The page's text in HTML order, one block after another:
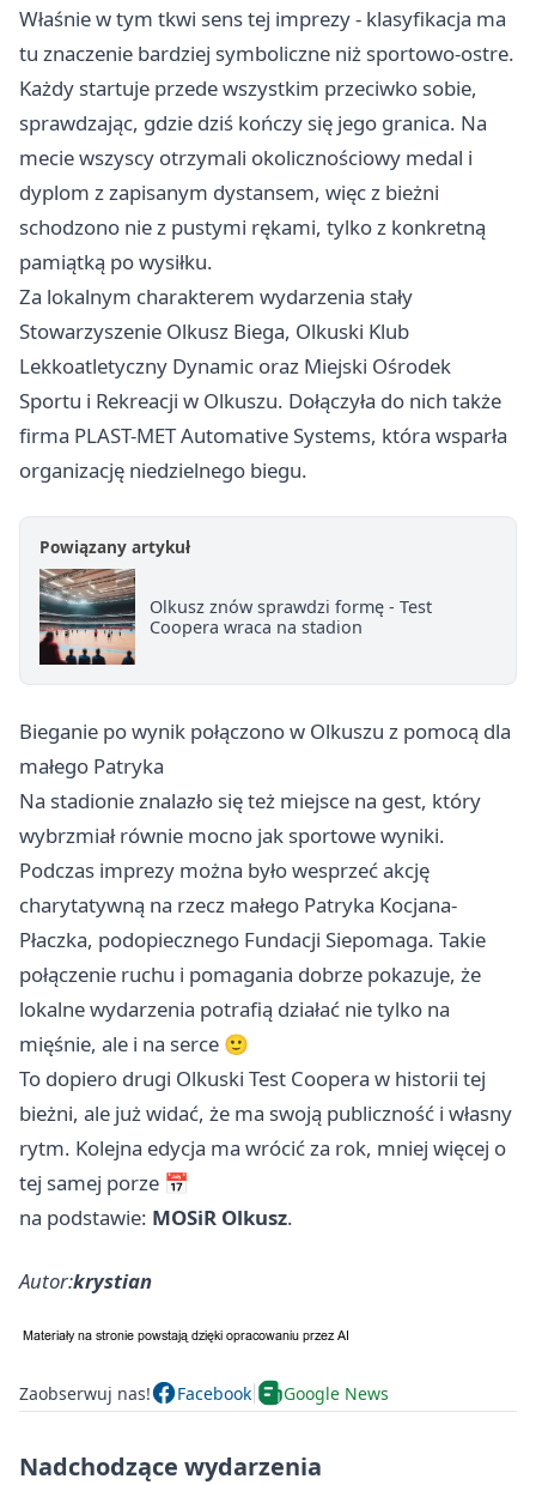
Właśnie w tym tkwi sens tej imprezy - klasyfikacja ma
tu znaczenie bardziej symboliczne niż sportowo-ostre.
Każdy startuje przede wszystkim przeciwko sobie,
sprawdzając, gdzie dziś kończy się jego granica. Na
mecie wszyscy otrzymali okolicznościowy medal i
dyplom z zapisanym dystansem, więc z bieżni
schodzono nie z pustymi rękami, tylko z konkretną
pamiątką po wysiłku.
Za lokalnym charakterem wydarzenia stały
Stowarzyszenie Olkusz Biega, Olkuski Klub
Lekkoatletyczny Dynamic oraz Miejski Ośrodek
Sportu i Rekreacji w Olkuszu. Dołączyła do nich także
firma PLAST-MET Automative Systems, która wsparła
organizację niedzielnego biegu.
Powiązany artykuł
Olkusz znów sprawdzi formę - Test
Coopera wraca na stadion
Bieganie po wynik połączono w Olkuszu z pomocą dla
małego Patryka
Na stadionie znalazło się też miejsce na gest, który
wybrzmiał równie mocno jak sportowe wyniki.
Podczas imprezy można było wesprzeć akcję
charytatywną na rzecz małego Patryka Kocjana-
Płaczka, podopiecznego Fundacji Siepomaga. Takie
połączenie ruchu i pomagania dobrze pokazuje, że
lokalne wydarzenia potrafią działać nie tylko na
mięśnie, ale i na serce 🙂
To dopiero drugi Olkuski Test Coopera w historii tej
bieżni, ale już widać, że ma swoją publiczność i własny
rytm. Kolejna edycja ma wrócić za rok, mniej więcej o
tej samej porze 📅
na podstawie: MOSiR Olkusz.
Autor:krystian
Zaobserwuj nas! Facebook Google News
Nadchodzące wydarzenia